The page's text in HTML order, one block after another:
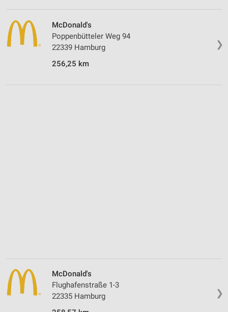
❯
McDonald's
Poppenbütteler Weg 94
22339 Hamburg
256,25 km
❯
McDonald's
Flughafenstraße 1-3
22335 Hamburg